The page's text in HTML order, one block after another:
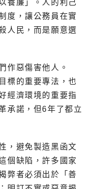
養廉」。人的利己
度，讓公務員在實
人民，而是願意選
作惡傷害他人。
標的重要專法，也
經濟環境的重要指
承諾，但6年了都立
，避免製造黑函文
個缺陷，許多國家
弊者必須出於「善